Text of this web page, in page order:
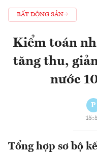
BẤT ĐỘNG SẢN
Kiểm toán
tăng thu,
nước
P
Tổng hợp sơ bộ